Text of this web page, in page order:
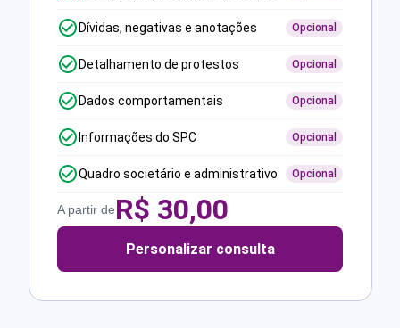
Dívidas, negativas e anotações Opcional
Detalhamento de protestos Opcional
Dados comportamentais Opcional
Informações do SPC Opcional
Quadro societário e administrativo Opcional
A partir deR$ 30,00
Personalizar consulta